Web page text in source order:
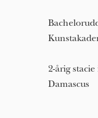
2-årig
Damascus